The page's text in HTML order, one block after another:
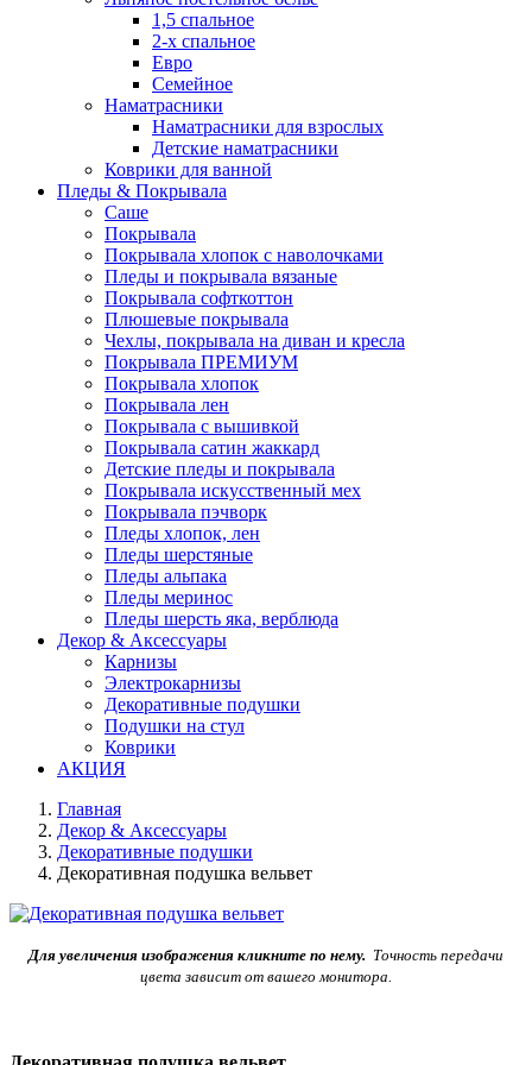
1,5 спальное
2-х спальное
Евро
Семейное
Наматрасники
Наматрасники для взрослых
Детские наматрасники
Коврики для ванной
Пледы & Покрывала
Саше
Покрывала
Покрывала хлопок с наволочками
Пледы и покрывала вязаные
Покрывала софткоттон
Плюшевые покрывала
Чехлы, покрывала на диван и кресла
Покрывала ПРЕМИУМ
Покрывала хлопок
Покрывала лен
Покрывала с вышивкой
Покрывала сатин жаккард
Детские пледы и покрывала
Покрывала искусственный мех
Покрывала пэчворк
Пледы хлопок, лен
Пледы шерстяные
Пледы альпака
Пледы меринос
Пледы шерсть яка, верблюда
Декор & Аксессуары
Карнизы
Электрокарнизы
Декоративные подушки
Подушки на стул
Коврики
АКЦИЯ
Главная
Декор & Аксессуары
Декоративные подушки
Декоративная подушка вельвет
Для увеличения изображения кликните по нему. Точность передачи
цвета зависит от вашего монитора.